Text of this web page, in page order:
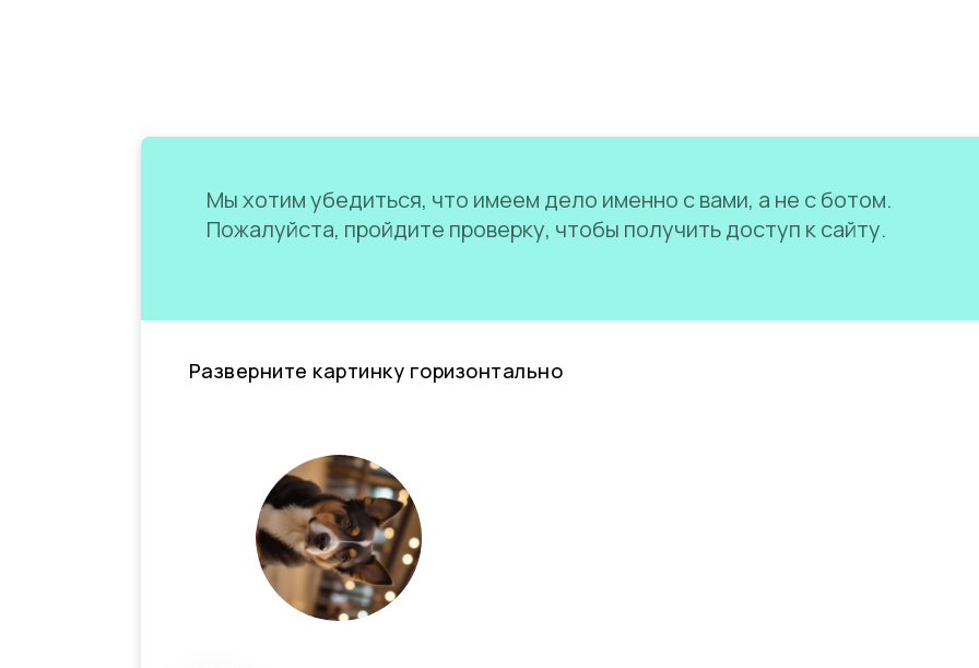
Мы хотим убедиться, что имеем дело именно с вами, а не с ботом.
Пожалуйста, пройдите проверку, чтобы получить доступ к сайту.
Разверните картинку горизонтально